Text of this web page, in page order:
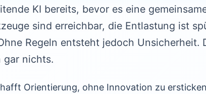
KI bereits, bevor es eine
sind erreichbar, die Entlastung ist
Regeln entsteht jedoch Unsicherheit.
gar nichts.
Orientierung, ohne Innovation zu